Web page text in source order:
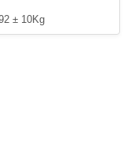
± 10Kg